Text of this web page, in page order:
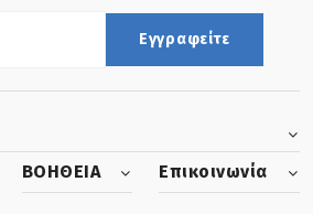
Εγγραφείτε
ΒΟΗΘΕΙΑ Επικοινωνία